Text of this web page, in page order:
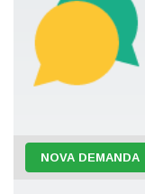
NOVA DEMANDA